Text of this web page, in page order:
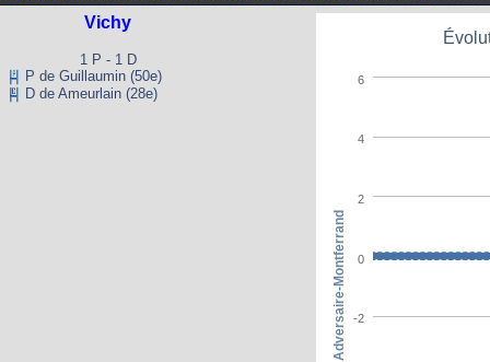
Vichy
1 P - 1 D
P de Guillaumin (50e)
D de Ameurlain (28e)
-2
0
2
4
6
Adversaire-Montferrand